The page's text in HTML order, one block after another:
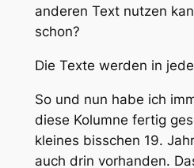
anderen Text nutzen
schon?
Die Texte werden in
So und nun habe ich
diese Kolumne fertig
kleines bisschen 19.
auch drin vorhanden.